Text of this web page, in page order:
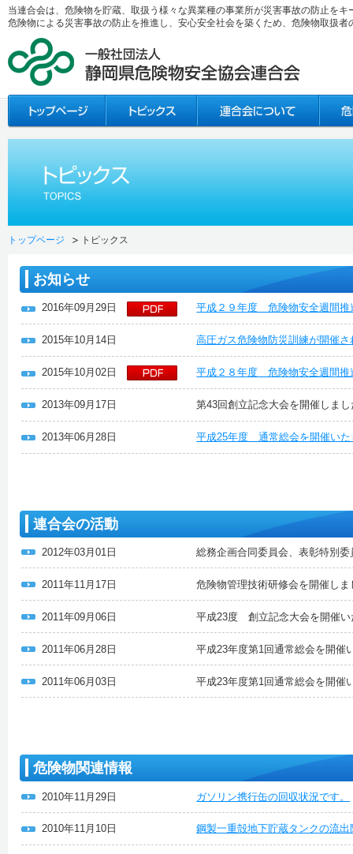
当連合会は、危険物を貯蔵、取扱う様々な異業種の事業所が災害事故の防止を
危険物による災害事故の防止を推進し、安心安全社会を築くため、危険物取扱
トップページ トピックス
お知らせ
2016年09月29日 平成２９年度 危険物安全週間推
2015年10月14日 高圧ガス危険物防災訓練が開催さ
2015年10月02日 平成２８年度 危険物安全週間推
2013年09月17日 第43回創立記念大会を開催しま
2013年06月28日 平成25年度 通常総会を開催いた
連合会の活動
2012年03月01日 総務企画合同委員会、表彰特別
2011年11月17日 危険物管理技術研修会を開催しま
2011年09月06日 平成23度 創立記念大会を開催い
2011年06月28日 平成23年度第1回通常総会を開催
2011年06月03日 平成23年度第1回通常総会を開催
危険物関連情報
2010年11月29日 ガソリン携行缶の回収状況です。
2010年11月10日 鋼製一重殻地下貯蔵タンクの流